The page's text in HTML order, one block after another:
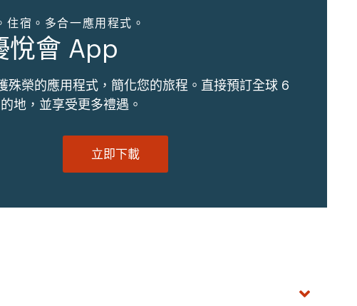
住宿。多合一應用程式。
悅會 App
殊榮的應用程式，簡化您的旅程。直接預訂全球 6
地，並享受更多禮遇。
立即下載